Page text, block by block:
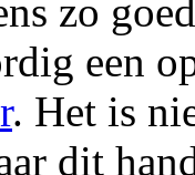
zo
een
. Het is
dit